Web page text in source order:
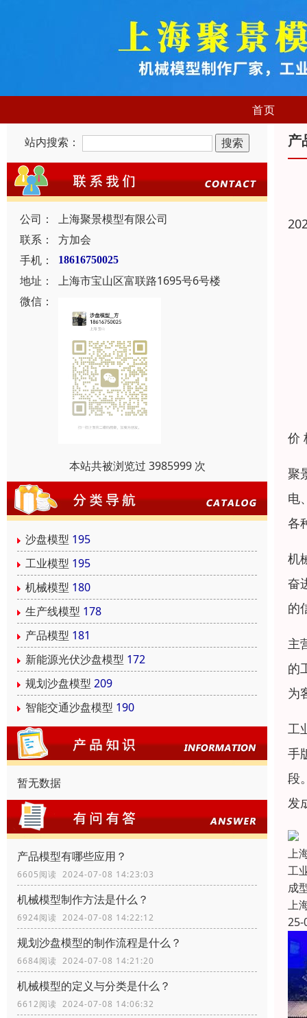
首页
站内搜索：
公司：
上海聚景模型有限公司
联系：
方加会
手机：
18616750025
地址：
上海市宝山区富联路1695号6号楼
微信：
本站共被浏览过 3985999 次
沙盘模型 195
工业模型 195
机械模型 180
生产线模型 178
产品模型 181
新能源光伏沙盘模型 172
规划沙盘模型 209
智能交通沙盘模型 190
暂无数据
产品模型有哪些应用？
6605阅读 2024-07-08 14:23:03
机械模型制作方法是什么？
6924阅读 2024-07-08 14:22:12
规划沙盘模型的制作流程是什么？
6684阅读 2024-07-08 14:21:20
机械模型的定义与分类是什么？
6612阅读 2024-07-08 14:06:32
产
价
聚
电
各
机
奋
的
主
的
为
工
手
段
发
上
工
成
上
25-